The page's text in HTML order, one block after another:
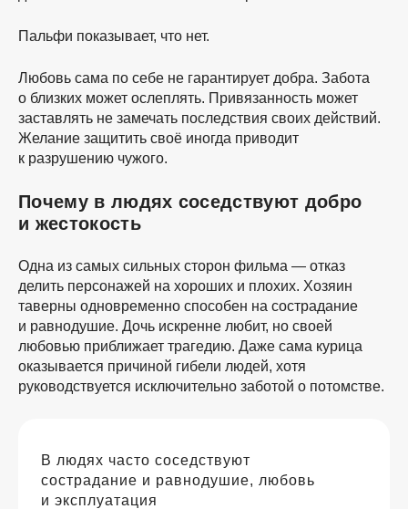
Пальфи показывает, что нет.
Любовь сама по себе не гарантирует добра. Забота
о близких может ослеплять. Привязанность может
заставлять не замечать последствия своих действий.
Желание защитить своё иногда приводит
к разрушению чужого.
Почему в людях соседствуют добро
и жестокость
Одна из самых сильных сторон фильма — отказ
делить персонажей на хороших и плохих. Хозяин
таверны одновременно способен на сострадание
и равнодушие. Дочь искренне любит, но своей
любовью приближает трагедию. Даже сама курица
оказывается причиной гибели людей, хотя
руководствуется исключительно заботой о потомстве.
В людях часто соседствуют
сострадание и равнодушие, любовь
и эксплуатация